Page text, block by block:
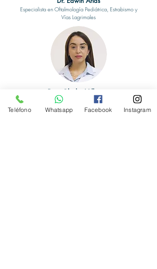
Especialista en Oftalmología Pediátrica, Estrabismo y
Vías Lagrimales
Dra. Gladys Villatoro
Especialista en Glaucoma
Teléfono Whatsapp Facebook Instagram